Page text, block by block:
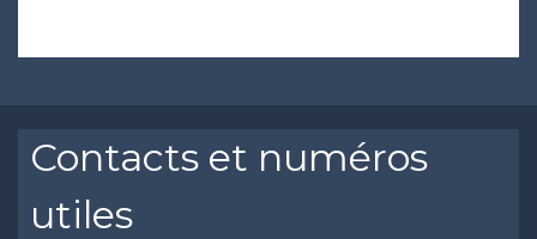
Contacts et numéros
utiles